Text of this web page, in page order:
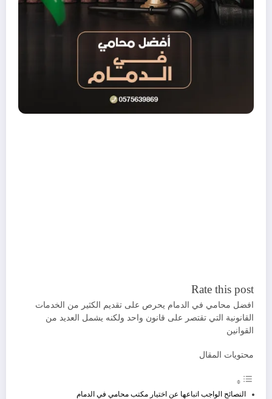
Rate this post
افضل محامي في الدمام يحرص على تقديم الكثير من الخدمات
القانونية التي تقتصر على قانون واحد ولكنه يشمل العديد من
القوانين
محتويات المقال
النصائح الواجب اتباعها عن اختيار مكتب محامي في الدمام